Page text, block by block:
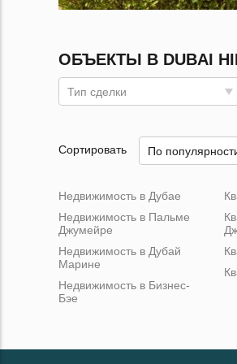
ОБЪЕКТЫ В DUBAI
Тип сделки
Сортировать По
Недвижимость в Дубае
Недвижимость в Пальме
Джумейре
Недвижимость в Дубай
Марине
Недвижимость в Бизнес-
Бэе